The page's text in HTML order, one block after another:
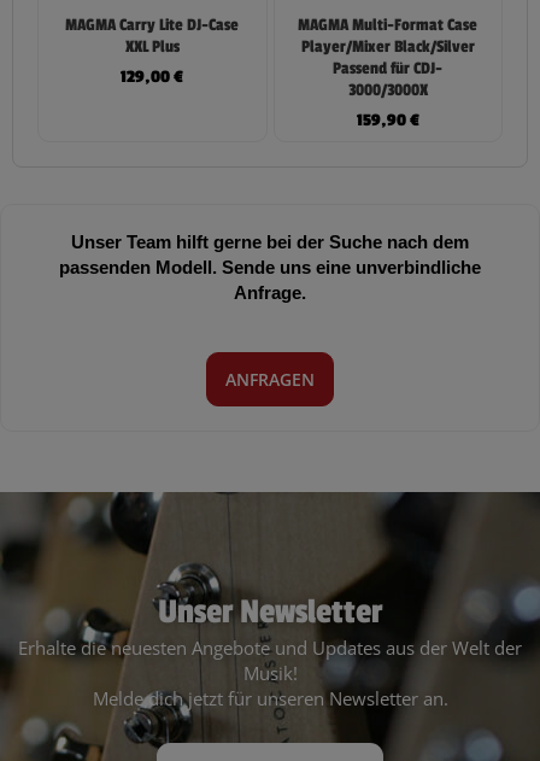
MAGMA Carry Lite DJ-Case
XXL Plus
129,00€
MAGMA Multi-Format Case
Player/Mixer Black/Silver
Passend für CDJ-
3000/3000X
159,90€
Unser Team hilft gerne bei der Suche nach dem
passenden Modell. Sende uns eine unverbindliche
Anfrage.
ANFRAGEN
Unser Newsletter
Erhalte die neuesten Angebote und Updates aus der Welt der
Musik!
Melde dich jetzt für unseren Newsletter an.